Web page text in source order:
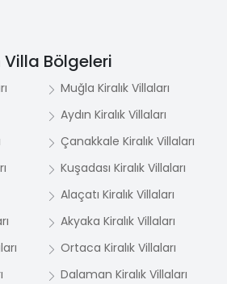
Villa Bölgeleri
Muğla Kiralık Villaları
Aydın Kiralık Villaları
Çanakkale Kiralık Villaları
Kuşadası Kiralık Villaları
Alaçatı Kiralık Villaları
Akyaka Kiralık Villaları
Ortaca Kiralık Villaları
Dalaman Kiralık Villaları